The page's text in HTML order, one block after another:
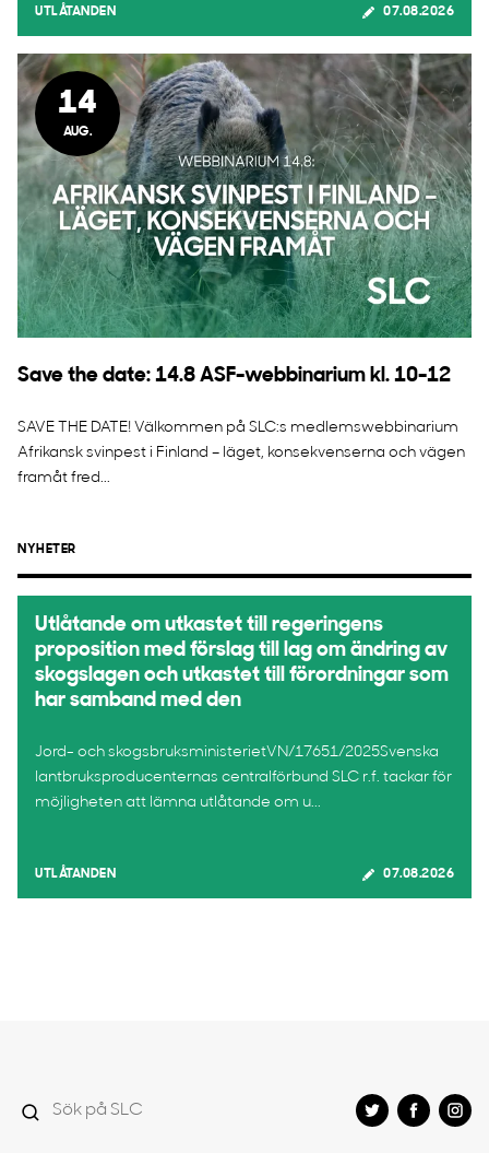
UTLÅTANDEN 07.08.2026
14
AUG.
Save the date: 14.8 ASF-webbinarium kl. 10-12
SAVE THE DATE! Välkommen på SLC:s medlemswebbinarium
Afrikansk svinpest i Finland – läget, konsekvenserna och vägen
framåt fred...
NYHETER
Utlåtande om utkastet till regeringens
proposition med förslag till lag om ändring av
skogslagen och utkastet till förordningar som
har samband med den
Jord- och skogsbruksministerietVN/17651/2025Svenska
lantbruksproducenternas centralförbund SLC r.f. tackar för
möjligheten att lämna utlåtande om u...
UTLÅTANDEN 07.08.2026